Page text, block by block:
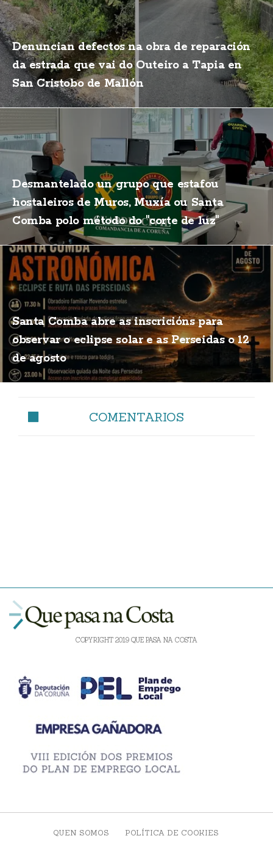
Denuncian defectos na obra de reparación
da estrada que vai do Outeiro a Tapia en
San Cristobo de Mallón
Desmantelado un grupo que estafou
hostaleiros de Muros, Muxía ou Santa
Comba polo método do "corte de luz"
Santa Comba abre as inscricións para
observar o eclipse solar e as Perseidas o 12
de agosto
COMENTARIOS
COPYRIGHT 2019 QUE PASA NA COSTA
QUEN SOMOS POLÍTICA DE COOKIES